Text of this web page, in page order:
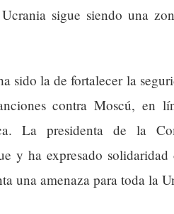
sigue siendo una
sido la de fortalecer la
contra Moscú, en
La presidenta de la
y ha expresado
una amenaza para toda la